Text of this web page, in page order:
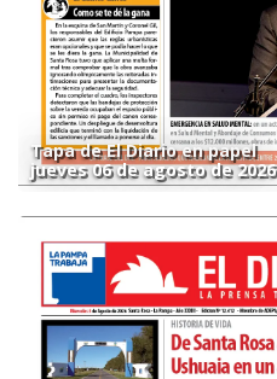
Tapa de El Diario en papel
jueves 06 de agosto de 2026